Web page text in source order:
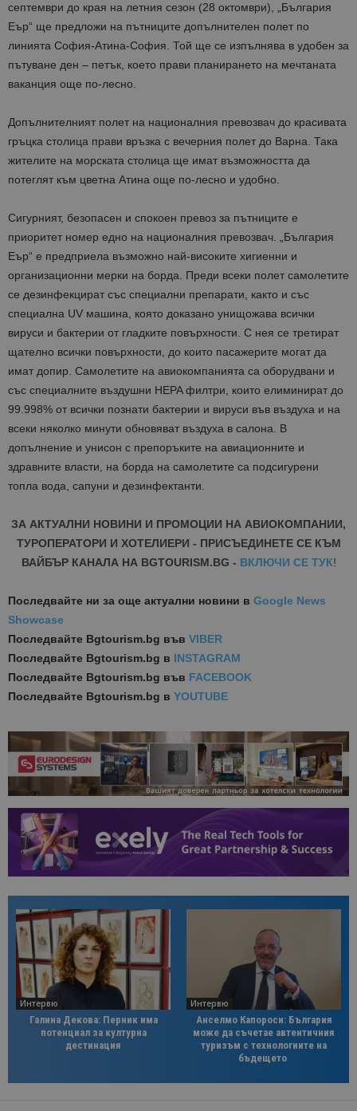
септември до края на летния сезон (28 октомври), „България
Еър“ ще предложи на пътниците допълнителен полет по
линията София-Атина-София. Той ще се изпълнява в удобен за
пътуване ден – петък, което прави планирането на мечтаната
ваканция още по-лесно.
Допълнителният полет на националния превозвач до красивата
гръцка столица прави връзка с вечерния полет до Варна. Така
жителите на морската столица ще имат възможността да
потеглят към цветна Атина още по-лесно и удобно.
Сигурният, безопасен и спокоен превоз за пътниците е
приоритет номер едно на националния превозвач. „България
Еър“ е предприела възможно най-високите хигиенни и
организационни мерки на борда. Преди всеки полет самолетите
се дезинфекцират със специални препарати, както и със
специална UV машина, която доказано унищожава всички
вируси и бактерии от гладките повърхности. С нея се третират
щателно всички повърхности, до които пасажерите могат да
имат допир. Самолетите на авиокомпанията са оборудвани и
със специалните въздушни HEPA филтри, които елиминират до
99.998% от всички познати бактерии и вируси във въздуха и на
всеки няколко минути обновяват въздуха в салона. В
допълнение и унисон с препоръките на авиационните и
здравните власти, на борда на самолетите са подсигурени
топла вода, сапуни и дезинфектанти.
ЗА АКТУАЛНИ НОВИНИ И ПРОМОЦИИ НА АВИОКОМПАНИИ,
ТУРОПЕРАТОРИ И ХОТЕЛИЕРИ - ПРИСЪЕДИНЕТЕ СЕ КЪМ
ВАЙБЪР КАНАЛА НА BGTOURISM.BG - ВКЛЮЧИ СЕ ТУК!
Последвайте ни за още актуални новини в Google News
Showcase
Последвайте Bgtourism.bg във VIBER
Последвайте Bgtourism.bg в INSTAGRAM
Последвайте Bgtourism.bg във FACEBOOK
Последвайте Bgtourism.bg в YOUTUBE
Интервю
Галина Декова: Перник има
потенциал за културна
дестинация
Интервю
Анселмо Капороси: България
може да съчетае автентичния
туризъм с технологиите на
бъдещето